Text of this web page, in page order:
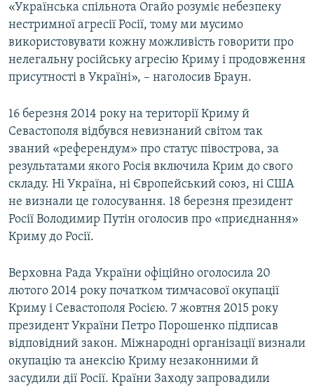
«Українська спільнота Огайо розуміє небезпеку
нестримної агресії Росії, тому ми мусимо
використовувати кожну можливість говорити про
нелегальну російську агресію Криму і продовження
присутності в Україні», – наголосив Браун.
16 березня 2014 року на території Криму й
Севастополя відбувся невизнаний світом так
званий «референдум» про статус півострова, за
результатами якого Росія включила Крим до свого
складу. Ні Україна, ні Європейський союз, ні США
не визнали це голосування. 18 березня президент
Росії Володимир Путін оголосив про «приєднання»
Криму до Росії.
Верховна Рада України офіційно оголосила 20
лютого 2014 року початком тимчасової окупації
Криму і Севастополя Росією. 7 жовтня 2015 року
президент України Петро Порошенко підписав
відповідний закон. Міжнародні організації визнали
окупацію та анексію Криму незаконними й
засудили дії Росії. Країни Заходу запровадили